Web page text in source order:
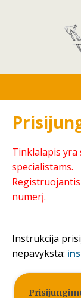
Tinklalapis
specialistams.
numerį.
Instrukcija
nepavyksta: